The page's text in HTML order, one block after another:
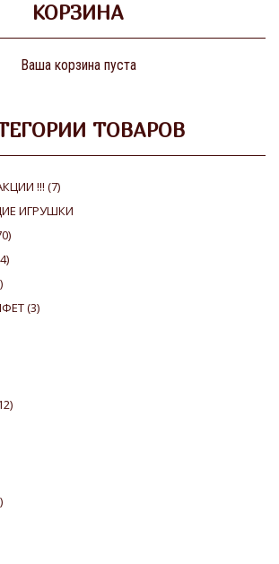
КОРЗИНА
Ваша корзина пуста
ТОВАРОВ
!!! (7)
ИГРУШКИ
(3)